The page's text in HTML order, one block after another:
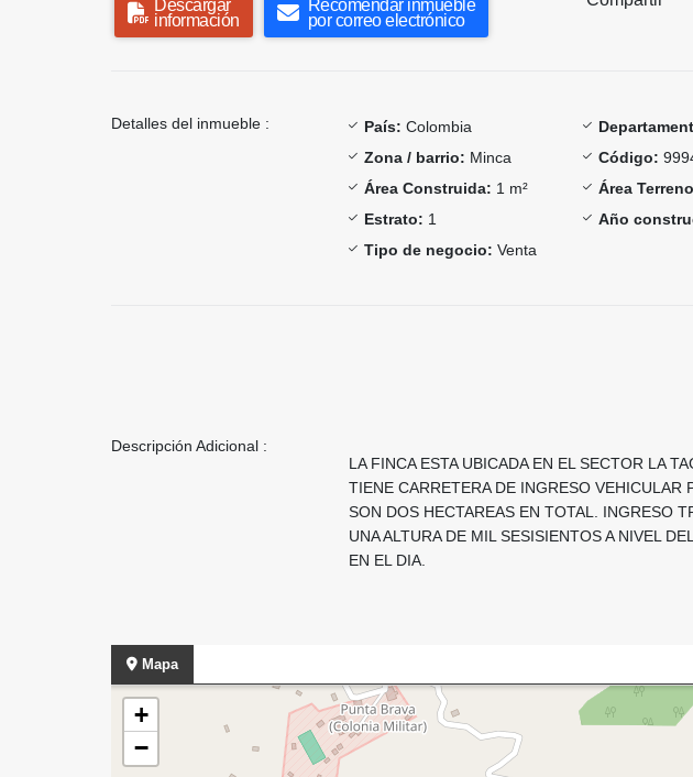
Descargar
información
Recomendar inmueble
por correo electrónico
Detalles del inmueble : País: Colombia
Zona / barrio: Minca Código:
Área Construida: 1 m² Área
Estrato: 1 Año
Tipo de negocio: Venta
Descripción Adicional :
LA FINCA ESTA UBICADA EN EL SECTOR LA
TIENE CARRETERA DE INGRESO VEHICULAR
SON DOS HECTAREAS EN TOTAL. INGRESO
UNA ALTURA DE MIL SESISIENTOS A NIVEL
EN EL DIA.
Mapa
+
−